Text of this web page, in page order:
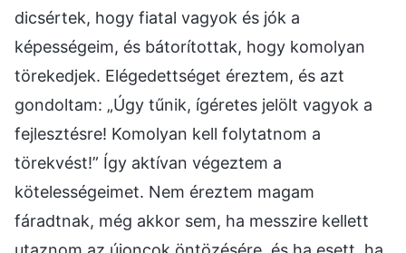
dicsértek, hogy fiatal vagyok és jók a
képességeim, és bátorítottak, hogy komolyan
törekedjek. Elégedettséget éreztem, és azt
gondoltam: „Úgy tűnik, ígéretes jelölt vagyok a
fejlesztésre! Komolyan kell folytatnom a
törekvést!” Így aktívan végeztem a
kötelességeimet. Nem éreztem magam
fáradtnak, még akkor sem, ha messzire kellett